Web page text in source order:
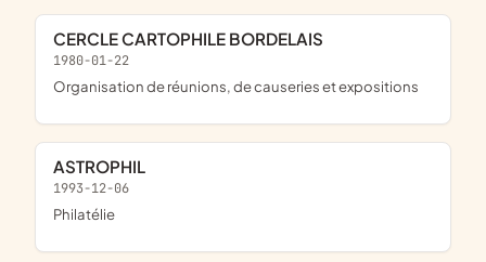
CERCLE CARTOPHILE BORDELAIS
1980-01-22
organisation de réunions, de causeries et expositions
ASTROPHIL
1993-12-06
philatélie